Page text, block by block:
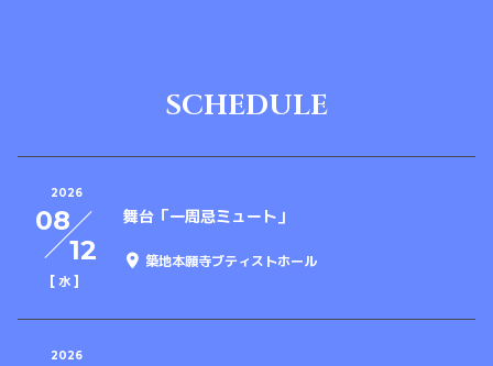
SCHEDULE
2026
08
12
[ 水]
舞台「一周忌ミュート」
築地本願寺ブティストホール
2026